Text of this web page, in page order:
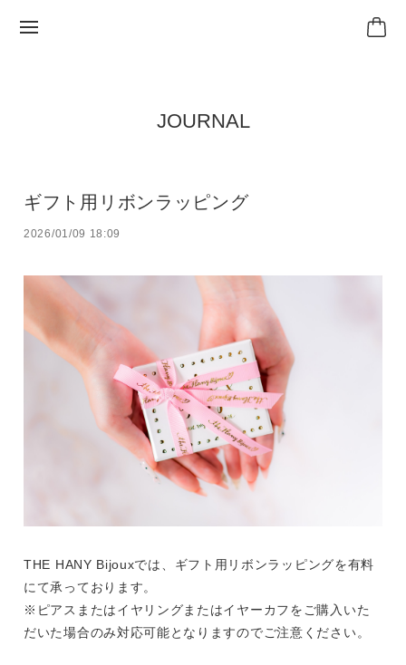
JOURNAL
ギフト用リボンラッピング
2026/01/09 18:09
THE HANY Bijouxでは、ギフト用リボンラッピングを有料
にて承っております。
※ピアスまたはイヤリングまたはイヤーカフをご購入いた
だいた場合のみ対応可能となりますのでご注意ください。